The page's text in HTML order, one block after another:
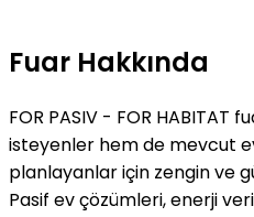
Fuar Hakkında
FOR PASIV - FOR HABITAT
isteyenler hem de mevcut
planlayanlar için zengin ve
Pasif ev çözümleri, enerji